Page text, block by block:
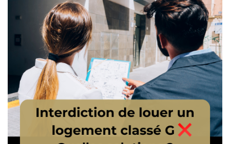
En cochant cette case, j’accepte la politique de confidentialité de ce site.
Vérification